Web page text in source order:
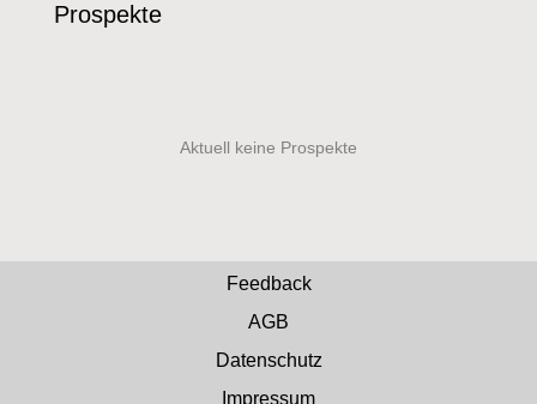
Prospekte
Feedback
AGB
Datenschutz
Impressum